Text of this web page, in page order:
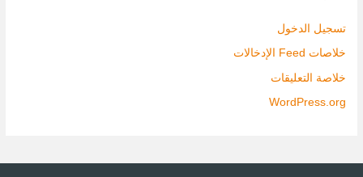
تسجيل الدخول
خلاصات Feed الإدخالات
خلاصة التعليقات
WordPress.org